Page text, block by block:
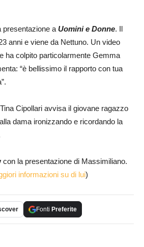
presentazione aUomini e Donne. Il
anni e viene da Nettuno. Un video
ha colpito particolarmente Gemma
“è bellissimo il rapporto con tua
Cipollari avvisa il giovane ragazzo
dama ironizzando e ricordando la
con la presentazione di Massimiliano.
informazioni su di lui)
Fonti Preferite